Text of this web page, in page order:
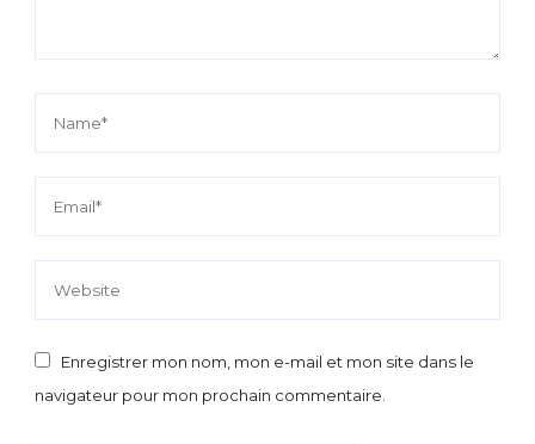
Enregistrer mon nom, mon e-mail et mon site dans le
navigateur pour mon prochain commentaire.